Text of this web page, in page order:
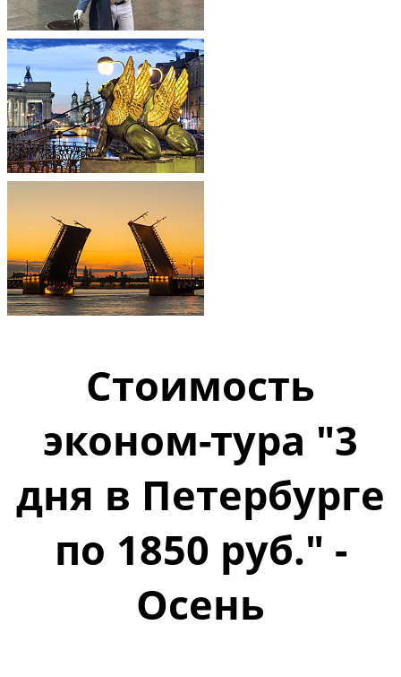
Стоимость
эконом-тура "3
дня в Петербурге
по 1850 руб." -
Осень